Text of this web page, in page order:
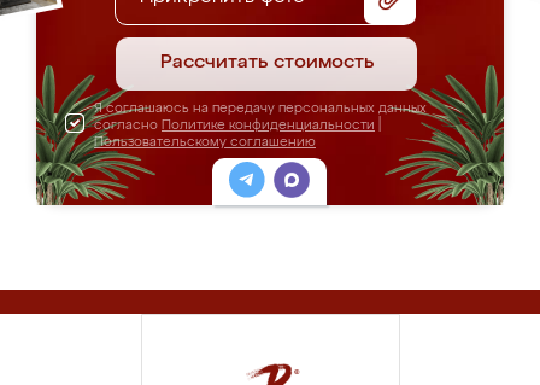
Рассчитать стоимость
Я соглашаюсь на передачу персональных данных
согласно Политике конфиденциальности
Пользовательскому соглашению